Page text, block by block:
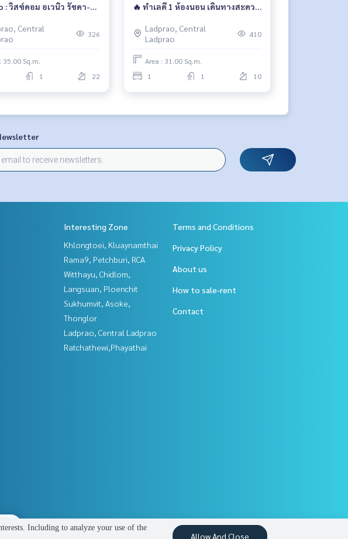
: วิสซ์ดอม อเวนิว รัชดา-
Central
326
35.00 Sq.m.
1 22
🔥 ทำเลดี 1 ห้องนอน เดินทางสะดวก
Ladprao, Central
Ladprao
410
Area : 31.00 Sq.m.
1
1 10
Interesting Zone
Khlongtoei, Kluaynamthai
Rama9, Petchburi, RCA
Witthayu, Chidlom,
Langsuan, Ploenchit
Sukhumvit, Asoke,
Thonglor
Ladprao, Central Ladprao
Ratchathewi,Phayathai
Terms and Conditions
Privacy Policy
About us
How to sale-rent
Contact
Including to analyze your use of the
Allow And Close